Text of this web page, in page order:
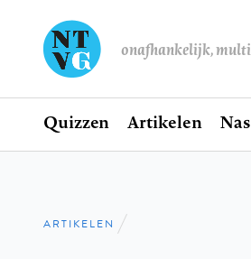
onafhankelijk,
Hoofdnavigatie
Home
Quizzen Artikelen
Kruimelpad
ARTIKELEN